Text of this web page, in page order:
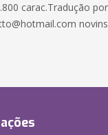
carac.Tradução